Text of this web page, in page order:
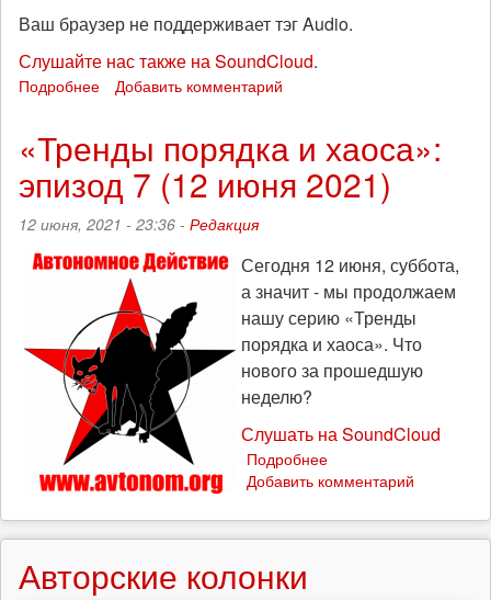
Ваш браузер не поддерживает тэг Audio.
Слушайте нас также на SoundCloud.
Подробнее
прогнёт:
«Тренды
порядка
и
эпизод
(22
августа
2021)
Добавить комментарий
«Тренды порядка и хаоса»:
эпизод 7 (12 июня 2021)
12 июня, 2021 - 23:36 - Редакция
Сегодня 12 июня, суббота,
а значит - мы продолжаем
нашу серию «Тренды
порядка и хаоса». Что
нового за прошедшую
неделю?
Слушать на SoundCloud
Подробнее
«Тренды
и
хаоса»:
Добавить комментарий
Авторские колонки